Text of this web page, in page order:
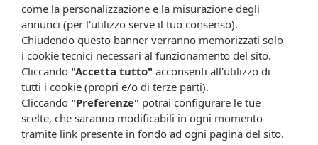
Cod.SERIPILOSELME
Attenzione:
informativo, utile alla guida dell’acquisto del prodotto. Non
sostituisce né il foglietto illustrativo (o la descrizione riportata sulla
confezione stessa), né il consiglio del medico, specialmente in caso
di possibili allergie o patologie. Vista la difficoltà nell’adeguarsi alle
come la personalizzazione e la misurazione degli
annunci (per l'utilizzo serve il tuo consenso).
Chiudendo questo banner verranno memorizzati solo
i cookie tecnici necessari al funzionamento del sito.
Cliccando "Accetta tutto" acconsenti all'utilizzo di
tutti i cookie (propri e/o di terze parti).
Cliccando "Preferenze" potrai configurare le tue
scelte, che saranno modificabili in ogni momento
tramite link presente in fondo ad ogni pagina del sito.